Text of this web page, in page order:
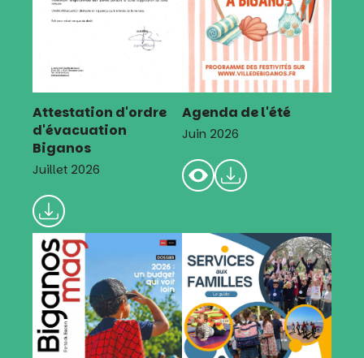
Attestation d'ordre
d'évacuation
Biganos
Juillet 2026
Agenda de l'été
Juin 2026